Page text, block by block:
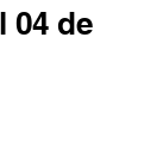
04 de